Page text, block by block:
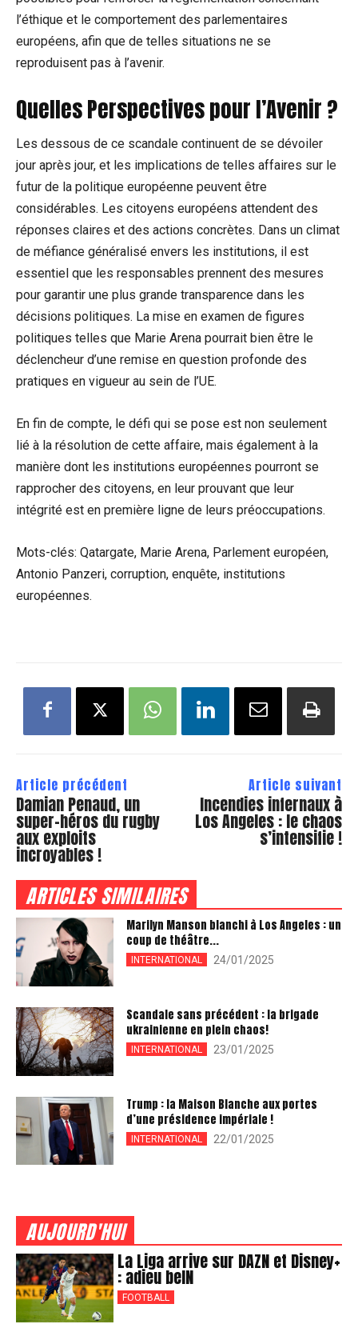
l’éthique et le comportement des parlementaires
européens, afin que de telles situations ne se
reproduisent pas à l’avenir.
Quelles Perspectives pour l’Avenir ?
Les dessous de ce scandale continuent de se dévoiler
jour après jour, et les implications de telles affaires sur le
futur de la politique européenne peuvent être
considérables. Les citoyens européens attendent des
réponses claires et des actions concrètes. Dans un climat
de méfiance généralisé envers les institutions, il est
essentiel que les responsables prennent des mesures
pour garantir une plus grande transparence dans les
décisions politiques. La mise en examen de figures
politiques telles que Marie Arena pourrait bien être le
déclencheur d’une remise en question profonde des
pratiques en vigueur au sein de l’UE.
En fin de compte, le défi qui se pose est non seulement
lié à la résolution de cette affaire, mais également à la
manière dont les institutions européennes pourront se
rapprocher des citoyens, en leur prouvant que leur
intégrité est en première ligne de leurs préoccupations.
Mots-clés: Qatargate, Marie Arena, Parlement européen,
Antonio Panzeri, corruption, enquête, institutions
européennes.
Article précédent
Damian Penaud, un
super-héros du rugby
aux exploits
incroyables !
Article suivant
Incendies infernaux à
Los Angeles : le chaos
s’intensifie !
ARTICLES SIMILAIRES
Marilyn Manson blanchi à Los Angeles : un
coup de théâtre...
INTERNATIONAL 24/01/2025
Scandale sans précédent : la brigade
ukrainienne en plein chaos!
INTERNATIONAL 23/01/2025
Trump : la Maison Blanche aux portes
d’une présidence impériale !
INTERNATIONAL 22/01/2025
AUJOURD'HUI
La Liga arrive sur DAZN et Disney+
: adieu beIN
FOOTBALL